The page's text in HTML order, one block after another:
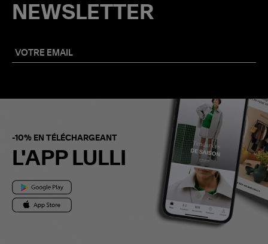
NEWSLETTER
-10% EN TÉLÉCHARGEANT
L'APP LULLI